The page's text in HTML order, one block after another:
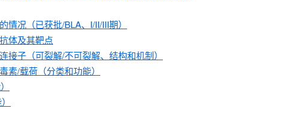
况（已获批/BLA、I/II/III期）
体及其靶点
子（可裂解/不可裂解、结构和机制）
素/载荷（分类和功能）